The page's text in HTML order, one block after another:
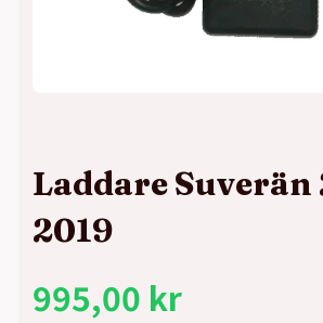
Laddare Suverän
2019
995,00 kr